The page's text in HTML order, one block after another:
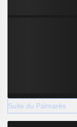
Suite du Palmarès